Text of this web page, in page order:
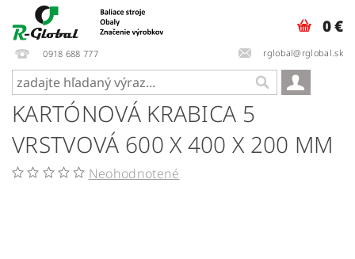
0918 688 777 rglobal@rglobal.sk
0 €
KARTÓNOVÁ KRABICA 5
VRSTVOVÁ 600 X 400 X 200 MM
Neohodnotené